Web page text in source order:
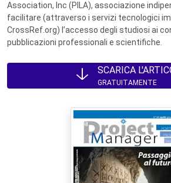
Association, Inc (PILA), associazione
facilitare (attraverso i servizi tecnologici
CrossRef.org) l’accesso degli studiosi ai
pubblicazioni professionali e scientifiche.
SCARICA
GRATUITAMENTE